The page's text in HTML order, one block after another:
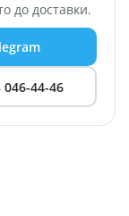
до доставки.
046-44-46